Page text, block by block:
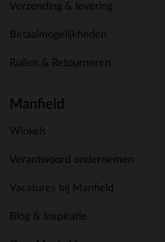
Verzending & levering
Betaalmogelijkheden
Ruilen & Retourneren
Manfield
Winkels
Verantwoord ondernemen
Vacatures bij Manfield
Blog & Inspiratie